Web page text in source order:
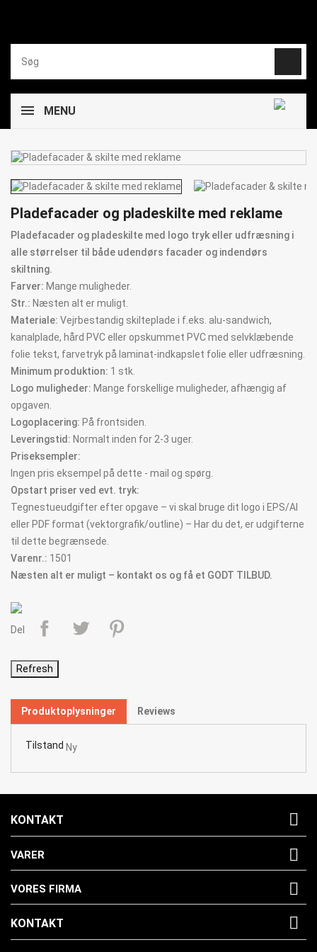
MENU
Pladefacader og pladeskilte med reklame
Pladefacader og pladeskilte med logo tryk eller udfræsning i
alle størrelser til både udendørs facader og indendørs
skiltning.
Farver: Mange muligheder.
Str.: Næsten alt er muligt.
Materiale: Vejrbestandig skilteplade i f.eks. alu-sandwich,
kanalplade, hård PVC eller opskummet PVC med selvklæbende
folie tekst, farvetryk på laminat-indkapslet folie eller udfræsning.
Minimum produktion: 1 stk.
Logo muligheder: Mange forskellige muligheder, afhængig af
opgaven.
Logoplacering: På frontsiden.
Leveringstid: Normalt inden for 2-3 uger.
Priseksempler:
Ingen pris eksempel på dette - mail og spørg.
Opstart priser ved evt. tryk:
Tegnestueudgifter efter opgave – vi skal bruge dit logo i EPS/AI
eller PDF format (vektorgrafik/outline) – Har du det, er udgifterne
til dette begrænsede.
Varenr.: 1501
Næsten alt er muligt – kontakt os og få et GODT TILBUD.
Del
Produktoplysninger Reviews
Tilstand Ny
KONTAKT 
VARER 
VORES FIRMA 
KONTAKT
